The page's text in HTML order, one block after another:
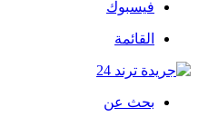
فيسبوك
القائمة
بحث عن